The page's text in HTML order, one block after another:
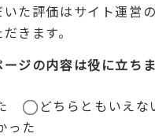
た評価はサイト運営
きます。
ジの内容は役に立ち
どちらともいえな
った